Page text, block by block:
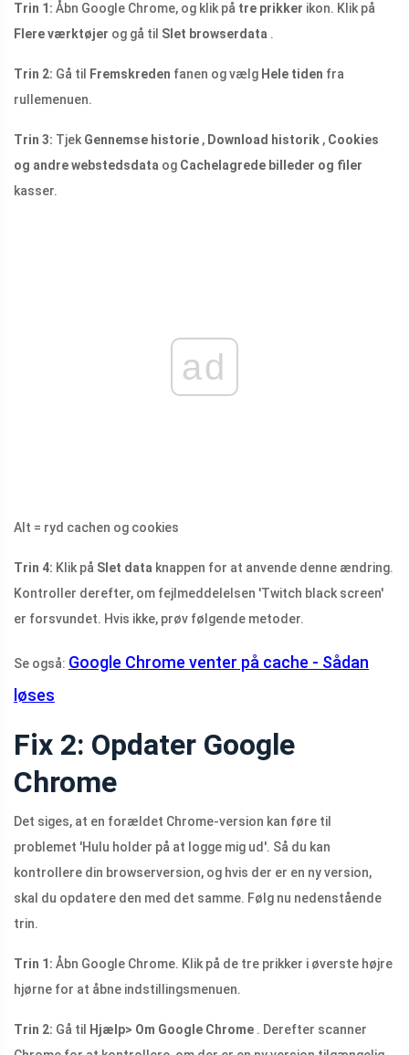
Trin 1: Åbn Google Chrome, og klik på tre prikker ikon. Klik på
Flere værktøjer og gå til Slet browserdata .
Trin 2: Gå til Fremskreden fanen og vælg Hele tiden fra
rullemenuen.
Trin 3: TjekGennemse historie , Download historik , Cookies
og andre webstedsdata og Cachelagrede billeder og filer
kasser.
ad
Alt = ryd cachen og cookies
Trin 4: Klik på Slet data knappen for at anvende denne ændring.
Kontroller derefter, om fejlmeddelelsen 'Twitch black screen'
er forsvundet. Hvis ikke, prøv følgende metoder.
Se også: Google Chrome venter på cache - Sådan
løses
Fix 2: Opdater Google
Chrome
Det siges, at en forældet Chrome-version kan føre til
problemet 'Hulu holder på at logge mig ud'. Så du kan
kontrollere din browserversion, og hvis der er en ny version,
skal du opdatere den med det samme. Følg nu nedenstående
trin.
Trin 1: Åbn Google Chrome. Klik på de tre prikker i øverste højre
hjørne for at åbne indstillingsmenuen.
Trin 2: Gå til Hjælp> Om Google Chrome . Derefter scanner